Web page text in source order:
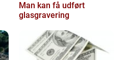
Man kan få udført
glasgravering